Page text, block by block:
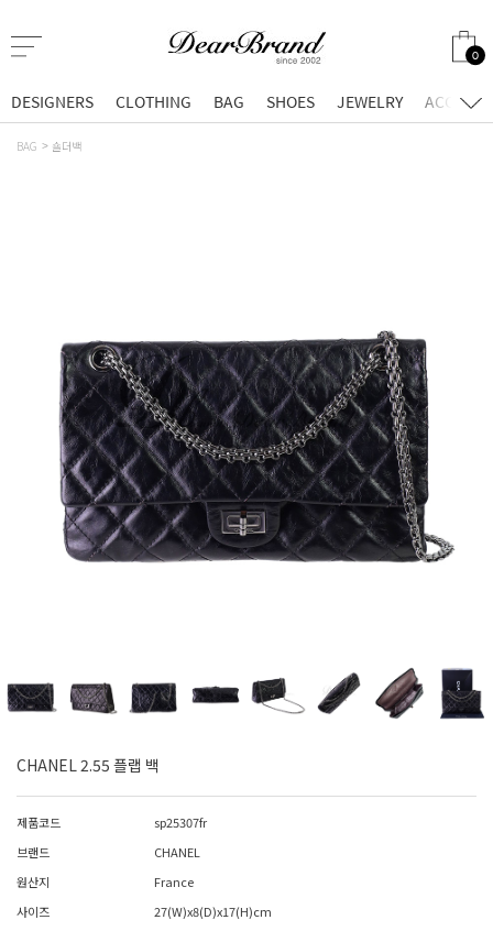
0
DESIGNERS CLOTHING BAG SHOES JEWELRY
BAG 숄더백
CHANEL 2.55 플랩 백
제품코드
sp25307fr
브랜드
CHANEL
원산지
France
사이즈
27(W)x8(D)x17(H)cm